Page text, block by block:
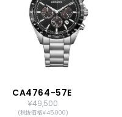
CA4764-57E
￥49,500
(税抜価格￥45,000)